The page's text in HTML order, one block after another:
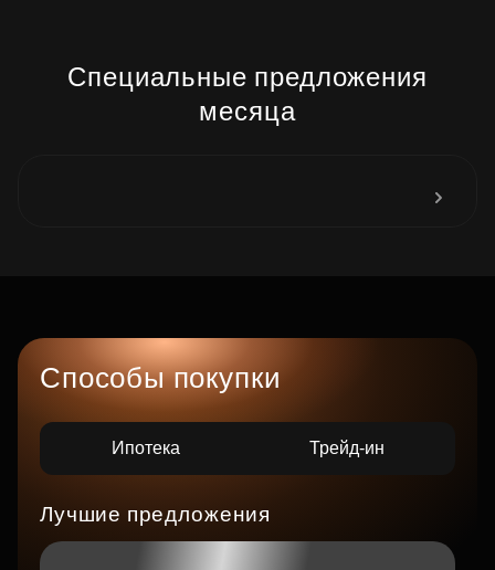
Специальные предложения
месяца
Способы покупки
Ипотека Трейд-ин
Лучшие предложения